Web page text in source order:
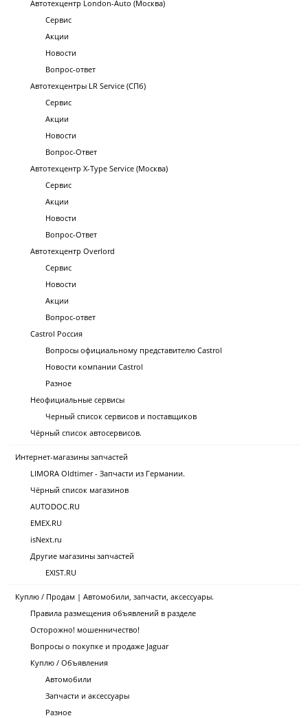
Автотехцентр London-Auto (Москва)
Сервис
Акции
Новости
Вопрос-ответ
Автотехцентры LR Service (СПб)
Сервис
Акции
Новости
Вопрос-Ответ
Автотехцентр X-Type Service (Москва)
Сервис
Акции
Новости
Вопрос-Ответ
Автотехцентр Overlord
Сервис
Новости
Акции
Вопрос-ответ
Castrol Россия
Вопросы официальному представителю Castrol
Новости компании Castrol
Разное
Неофициальные сервисы
Черный список сервисов и поставщиков
Чёрный список автосервисов.
Интернет-магазины запчастей
LIMORA Oldtimer - Запчасти из Германии.
Чёрный список магазинов
AUTODOC.RU
EMEX.RU
isNext.ru
Другие магазины запчастей
EXIST.RU
Куплю / Продам | Автомобили, запчасти, аксессуары.
Правила размещения объявлений в разделе
Осторожно! мошенничество!
Вопросы о покупке и продаже Jaguar
Куплю / Объявления
Автомобили
Запчасти и аксессуары
Разное